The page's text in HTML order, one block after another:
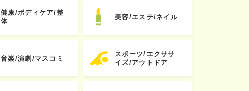
健康/ボディケア/整
体
美容/エステ/ネイル
音楽/演劇/マスコミ
スポーツ/エクササ
イズ/アウトドア